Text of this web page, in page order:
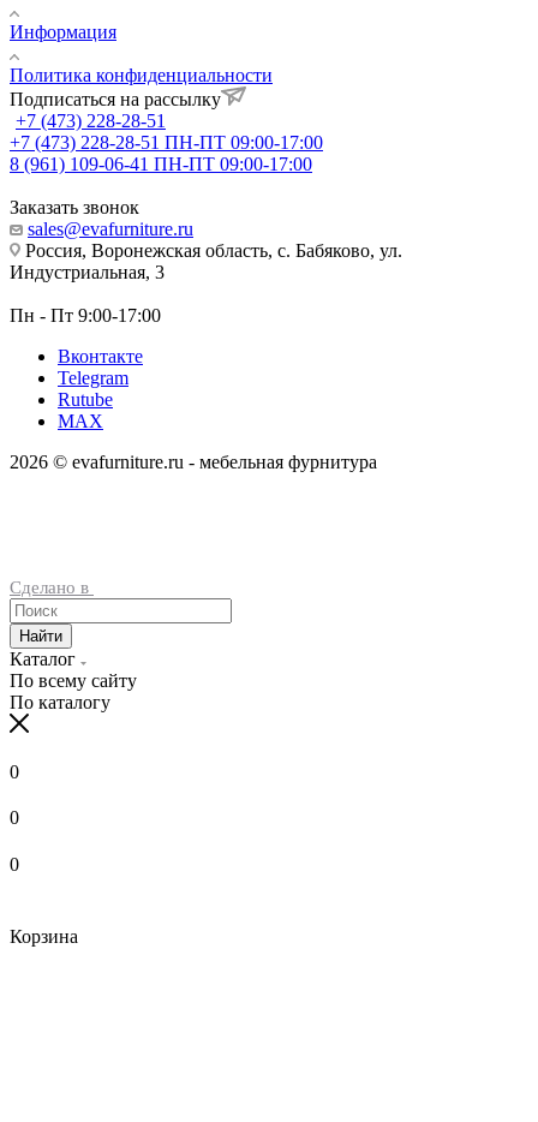
Информация
Политика конфиденциальности
Подписаться на рассылку
+7 (473) 228-28-51
+7 (473) 228-28-51 ПН-ПТ 09:00-17:00
8 (961) 109-06-41 ПН-ПТ 09:00-17:00
Заказать звонок
sales@evafurniture.ru
Россия, Воронежская область, с. Бабяково, ул.
Индустриальная, 3
Пн - Пт 9:00-17:00
Вконтакте
Telegram
Rutube
MAX
2026 © evafurniture.ru - мебельная фурнитура
Сделано в
Найти
Каталог
По всему сайту
По каталогу
0
0
0
Корзина